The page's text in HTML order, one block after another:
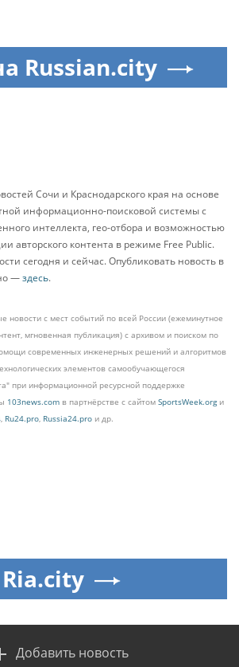
Russian.city
Сочи и Краснодарского края на основе
информационно-поисковой системы с
интеллекта, гео-отбора и возможностью
авторского контента в режиме Free Public.
сегодня и сейчас. Опубликовать новость в
—здесь.
с мест событий по всей России (ежеминутное
мгновенная публикация) с архивом и поиском по
современных инженерных решений и алгоритмов
элементов самообучающегося
при информационной ресурсной поддержке
103news.com в партнёрстве с сайтом SportsWeek.orgи
, Ru24.pro, Russia24.pro и др.
Ria.city
Добавить новость